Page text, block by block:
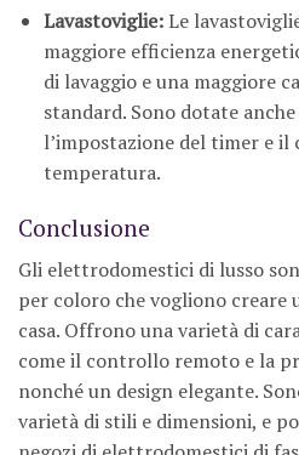
Lavastoviglie:Le
maggiore efficienza
di lavaggio e una maggiore
standard. Sono dotate
l’impostazione del timer e
temperatura.
Conclusione
Gli elettrodomestici di lusso
per coloro che vogliono creare
casa. Offrono una varietà di
come il controllo remoto e la
nonché un design elegante.
varietà di stili e dimensioni, e